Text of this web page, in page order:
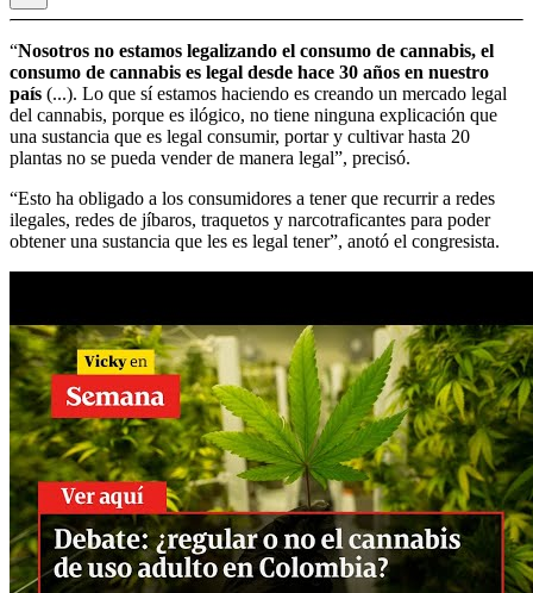
“Nosotros no estamos legalizando el consumo de cannabis, el
consumo de cannabis es legal desde hace 30 años en nuestro
país (...). Lo que sí estamos haciendo es creando un mercado legal
del cannabis, porque es ilógico, no tiene ninguna explicación que
una sustancia que es legal consumir, portar y cultivar hasta 20
plantas no se pueda vender de manera legal”, precisó.
“Esto ha obligado a los consumidores a tener que recurrir a redes
ilegales, redes de jíbaros, traquetos y narcotraficantes para poder
obtener una sustancia que les es legal tener”, anotó el congresista.